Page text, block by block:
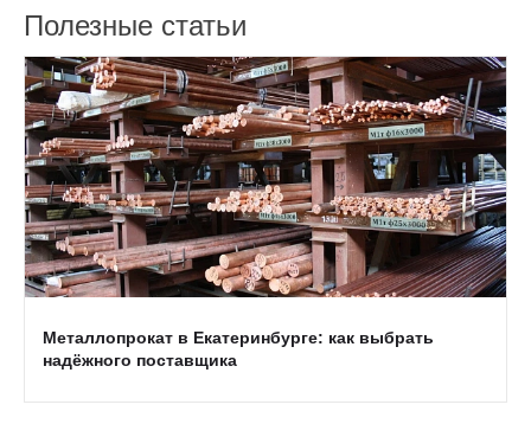
Полезные статьи
Металлопрокат в Екатеринбурге: как выбрать
надёжного поставщика